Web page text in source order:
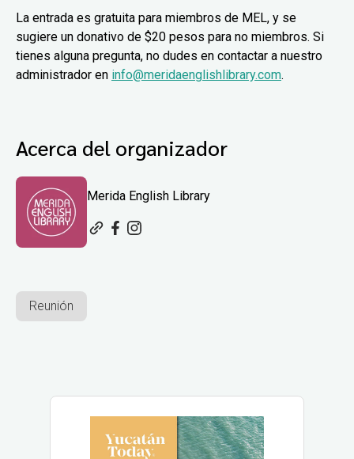
La entrada es gratuita para miembros de MEL, y se
sugiere un donativo de $20 pesos para no miembros. Si
tienes alguna pregunta, no dudes en contactar a nuestro
administrador en info@meridaenglishlibrary.com.
Acerca del organizador
Merida English Library
Reunión